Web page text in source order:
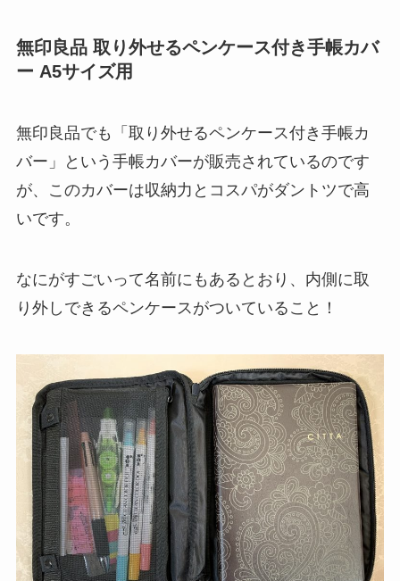
無印良品 取り外せるペンケース付き手帳カバ
ー A5サイズ用
無印良品でも「取り外せるペンケース付き手帳カ
バー」という手帳カバーが販売されているのです
が、このカバーは収納力とコスパがダントツで高
いです。
なにがすごいって名前にもあるとおり、内側に取
り外しできるペンケースがついていること！